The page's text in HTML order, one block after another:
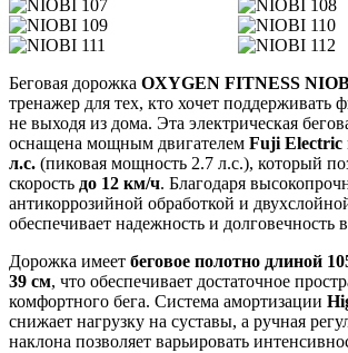
Беговая дорожка OXYGEN FITNESS
тренажер для тех, кто хочет поддерживать
не выходя из дома. Эта электрическая
оснащена мощным двигателем Fuji Electric
л.с. (пиковая мощность 2.7 л.с.), который
скорость до 12 км/ч. Благодаря
антикоррозийной обработкой и
обеспечивает надежность и долговечность
Дорожка имеет беговое полотно длиной
39 см, что обеспечивает достаточное
комфортного бега. Система амортизации
снижает нагрузку на суставы, а ручная
наклона позволяет варьировать